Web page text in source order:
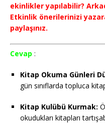
ekinlikler yapılabilir?
Etkinlik önerilerinizi
paylaşınız.
Cevap :
Kitap Okuma Günleri
gün sınıflarda topluca
Kitap Kulübü Kurmak:
okudukları kitapları